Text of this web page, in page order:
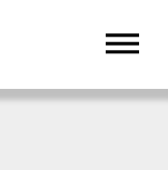
dehaze